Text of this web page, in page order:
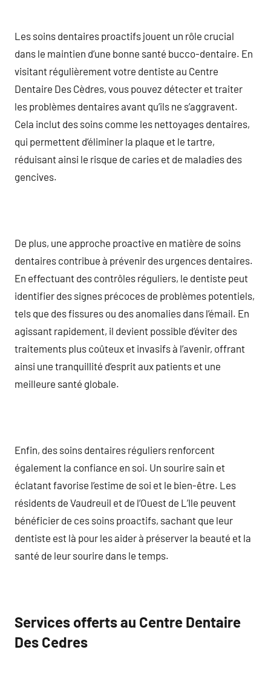
Les soins dentaires proactifs jouent un rôle crucial
dans le maintien d’une bonne santé bucco-dentaire. En
visitant régulièrement votre dentiste au Centre
Dentaire Des Cèdres, vous pouvez détecter et traiter
les problèmes dentaires avant qu’ils ne s’aggravent.
Cela inclut des soins comme les nettoyages dentaires,
qui permettent d’éliminer la plaque et le tartre,
réduisant ainsi le risque de caries et de maladies des
gencives.
De plus, une approche proactive en matière de soins
dentaires contribue à prévenir des urgences dentaires.
En effectuant des contrôles réguliers, le dentiste peut
identifier des signes précoces de problèmes potentiels,
tels que des fissures ou des anomalies dans l’émail. En
agissant rapidement, il devient possible d’éviter des
traitements plus coûteux et invasifs à l’avenir, offrant
ainsi une tranquillité d’esprit aux patients et une
meilleure santé globale.
Enfin, des soins dentaires réguliers renforcent
également la confiance en soi. Un sourire sain et
éclatant favorise l’estime de soi et le bien-être. Les
résidents de Vaudreuil et de l’Ouest de L’Ile peuvent
bénéficier de ces soins proactifs, sachant que leur
dentiste est là pour les aider à préserver la beauté et la
santé de leur sourire dans le temps.
Services offerts au Centre Dentaire
Des Cedres